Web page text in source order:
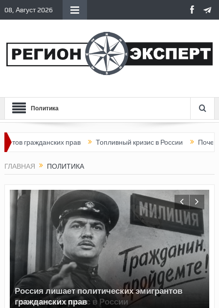
08, Август 2026
Политика
прав Топливный кризис в России Почему
ГЛАВНАЯ ПОЛИТИКА
Топливный кризис в России